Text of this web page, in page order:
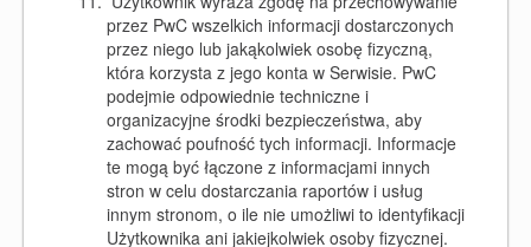
przez PwC wszelkich informacji dostarczonych
przez niego lub jakąkolwiek osobę fizyczną,
która korzysta z jego konta w Serwisie. PwC
podejmie odpowiednie techniczne i
organizacyjne środki bezpieczeństwa, aby
zachować poufność tych informacji. Informacje
te mogą być łączone z informacjami innych
stron w celu dostarczania raportów i usług
innym stronom, o ile nie umożliwi to identyfikacji
Użytkownika ani jakiejkolwiek osoby fizycznej.